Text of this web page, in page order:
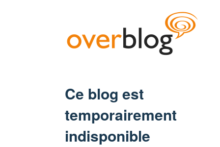
Ce blog est
temporairement
indisponible